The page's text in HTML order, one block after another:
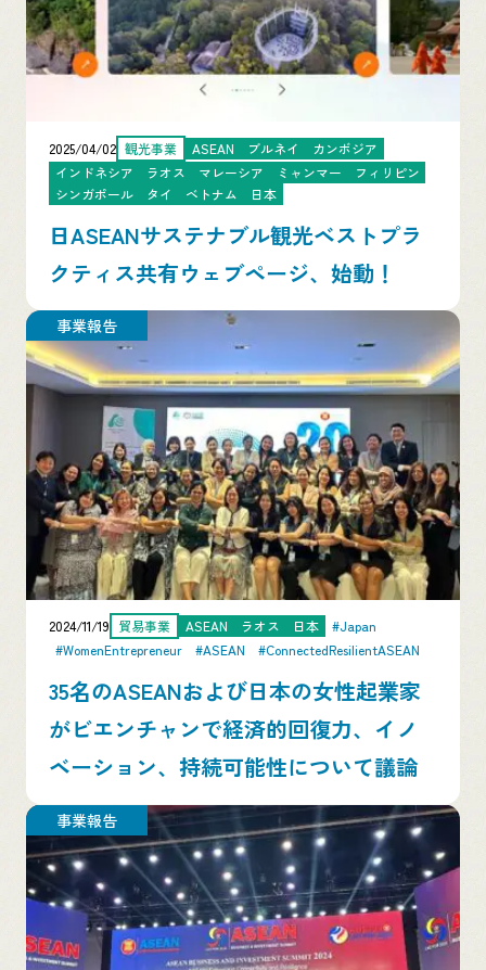
2025/04/02 観光事業 ASEAN ブルネイ
カンボジア
インドネシア
ラオス マレーシア ミャンマー
フィリピン
シンガポール
タイ ベトナム 日本
日ASEANサステナブル観光ベストプラ
クティス共有ウェブページ、始動！
事業報告
2024/11/19 貿易事業 ASEAN ラオス 日本
#Japan
#WomenEntrepreneur
#ASEAN #ConnectedResilientASEAN
35名のASEANおよび日本の女性起業家
がビエンチャンで経済的回復力、イノ
ベーション、持続可能性について議論
事業報告